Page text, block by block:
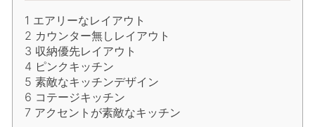
1 エアリーなレイアウト
2 カウンター無しレイアウト
3 収納優先レイアウト
4 ピンクキッチン
5 素敵なキッチンデザイン
6 コテージキッチン
7アクセントが素敵なキッチン